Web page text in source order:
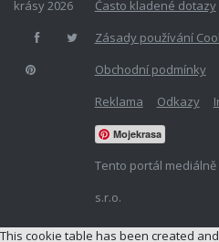
Často kladené dotazy
Zásady používání
Obchodní podmínky
Reklama
Odkazy
Mojekrasa
Tento portál
s.r.o.
krásy 2026
This cookie table has been created